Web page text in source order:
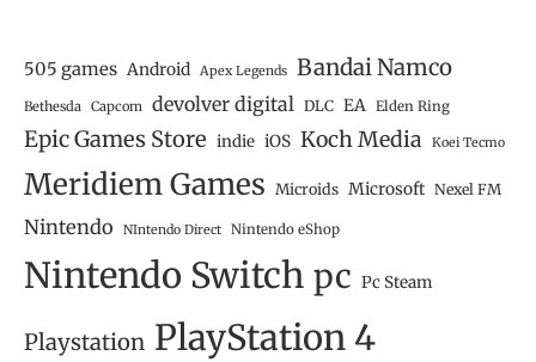
505 games Android Apex Legends Bandai Namco
Bethesda Capcom devolver digital DLC EA Elden Ring
Epic Games Store indie iOS Koch Media Koei Tecmo
Meridiem Games Microids Microsoft Nexel FM
Nintendo NIntendo Direct Nintendo eShop
Nintendo Switch pc Pc Steam
Playstation PlayStation 4